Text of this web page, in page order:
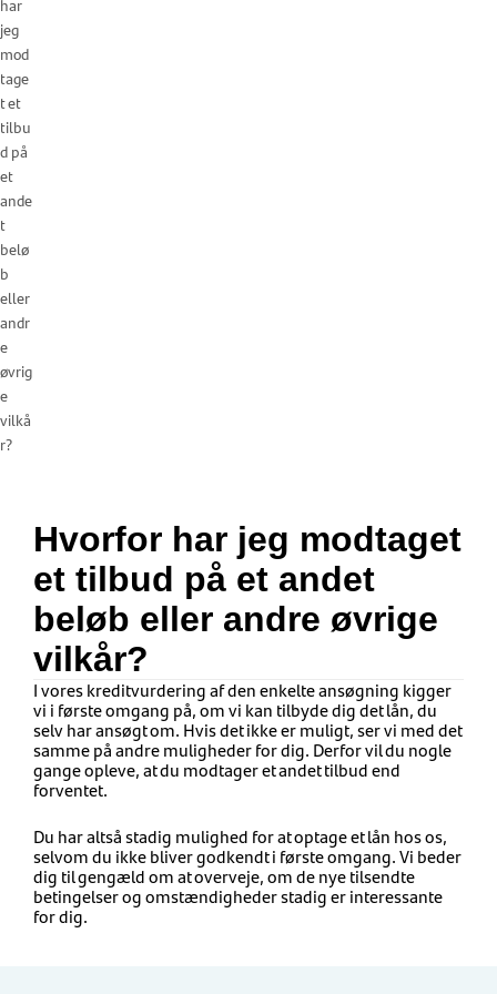
har
jeg
mod
tage
t et
tilbu
d på
et
ande
t
belø
b
eller
andr
e
øvrig
e
vilkå
r?
Hvorfor har jeg modtaget
et tilbud på et andet
beløb eller andre øvrige
vilkår?
I vores kreditvurdering af den enkelte ansøgning kigger
vi i første omgang på, om vi kan tilbyde dig det lån, du
selv har ansøgt om. Hvis det ikke er muligt, ser vi med det
samme på andre muligheder for dig. Derfor vil du nogle
gange opleve, at du modtager et andet tilbud end
forventet.
Du har altså stadig mulighed for at optage et lån hos os,
selvom du ikke bliver godkendt i første omgang. Vi beder
dig til gengæld om at overveje, om de nye tilsendte
betingelser og omstændigheder stadig er interessante
for dig.